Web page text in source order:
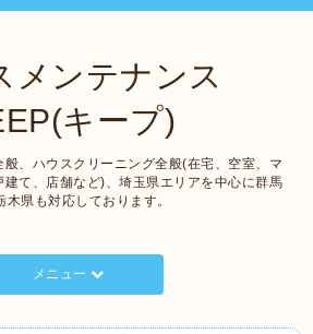
メンテナンス
キープ)
、ハウスクリーニング全般(在宅、空室、マ
建て、店舗など)、埼玉県エリアを中心に群馬
木県も対応しております。
メニュー